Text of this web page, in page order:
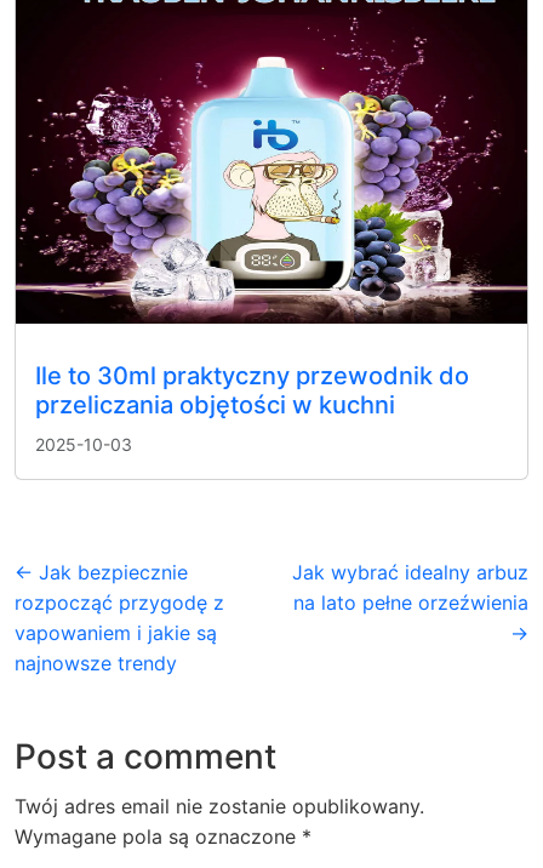
Ile to 30ml praktyczny przewodnik do
przeliczania objętości w kuchni
2025-10-03
← Jak bezpiecznie
rozpocząć przygodę z
vapowaniem i jakie są
najnowsze trendy
Jak wybrać idealny arbuz
na lato pełne orzeźwienia
→
Post a comment
Twój adres email nie zostanie opublikowany.
Wymagane pola są oznaczone *